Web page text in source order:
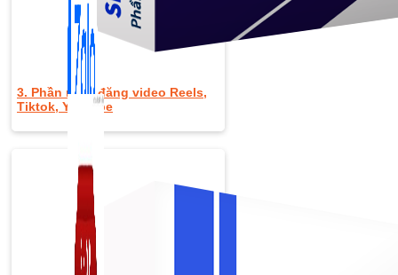
309 bài viết
3. Phần mềm đăng video Reels,
Tiktok, Youtube